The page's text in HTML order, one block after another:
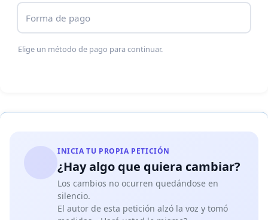
Forma de pago
Elige un método de pago para continuar.
INICIA TU PROPIA PETICIÓN
¿Hay algo que quiera cambiar?
Los cambios no ocurren quedándose en
silencio.
El autor de esta petición alzó la voz y tomó